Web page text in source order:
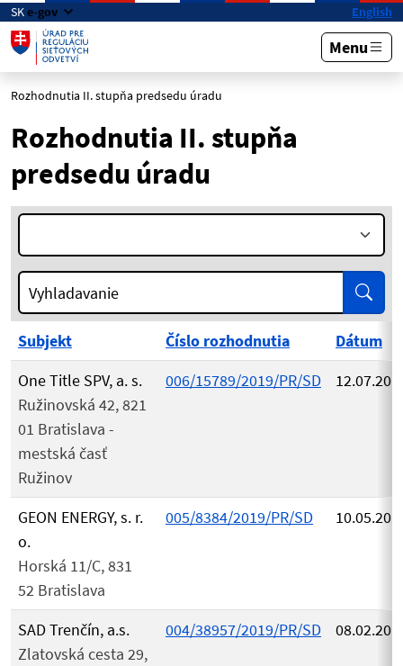
Preskočiť na hlavný obsah
SKe-gov English
Menu
Rozhodnutia II. stupňa predsedu úradu
Rozhodnutia II. stupňa
predsedu úradu
Rok:
Vyhladavanie
Subjekt Číslo rozhodnutia
Dátum
One Title SPV, a. s.
Ružinovská 42, 821
01 Bratislava -
mestská časť
Ružinov
006/15789/2019/PR/SD
GEON ENERGY, s. r.
o.
Horská 11/C, 831
52 Bratislava
005/8384/2019/PR/SD
SAD Trenčín, a.s.
Zlatovská cesta 29,
004/38957/2019/PR/SD